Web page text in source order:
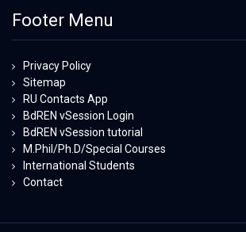
Footer Menu
Privacy Policy
Sitemap
RU Contacts App
BdREN vSession Login
BdREN vSession tutorial
M.Phil/Ph.D/Special Courses
International Students
Contact